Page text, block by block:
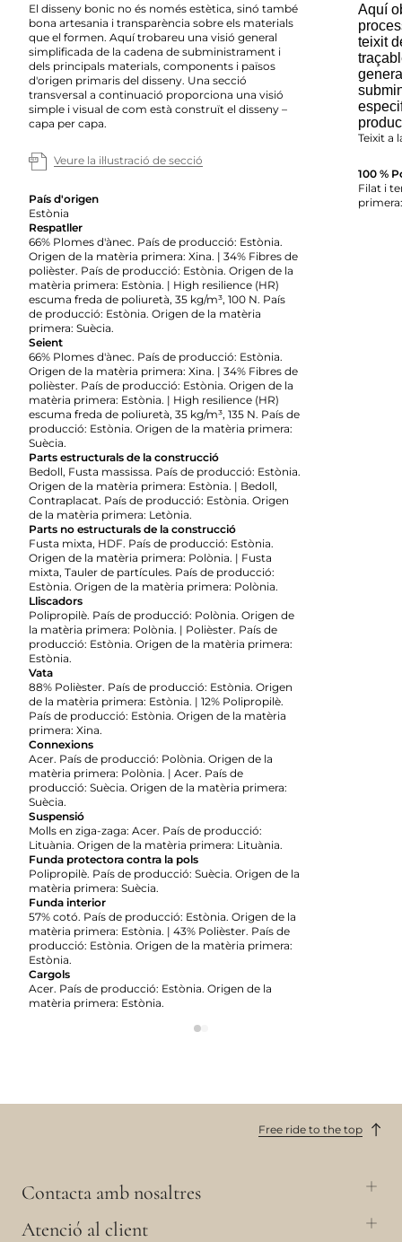
El disseny bonic no és només estètica, sinó també
bona artesania i transparència sobre els materials
que el formen. Aquí trobareu una visió general
simplificada de la cadena de subministrament i
dels principals materials, components i països
d'origen primaris del disseny. Una secció
transversal a continuació proporciona una visió
simple i visual de com està construït el disseny –
capa per capa.
Veure la il·lustració de secció
País d'origen
Estònia
Respatller
66% Plomes d'ànec. País de producció: Estònia.
Origen de la matèria primera: Xina. | 34% Fibres de
polièster. País de producció: Estònia. Origen de la
matèria primera: Estònia. | High resilience (HR)
escuma freda de poliuretà, 35 kg/m³, 100 N. País
de producció: Estònia. Origen de la matèria
primera: Suècia.
Seient
66% Plomes d'ànec. País de producció: Estònia.
Origen de la matèria primera: Xina. | 34% Fibres de
polièster. País de producció: Estònia. Origen de la
matèria primera: Estònia. | High resilience (HR)
escuma freda de poliuretà, 35 kg/m³, 135 N. País de
producció: Estònia. Origen de la matèria primera:
Suècia.
Parts estructurals de la construcció
Bedoll, Fusta massissa. País de producció: Estònia.
Origen de la matèria primera: Estònia. | Bedoll,
Contraplacat. País de producció: Estònia. Origen
de la matèria primera: Letònia.
Parts no estructurals de la construcció
Fusta mixta, HDF. País de producció: Estònia.
Origen de la matèria primera: Polònia. | Fusta
mixta, Tauler de partícules. País de producció:
Estònia. Origen de la matèria primera: Polònia.
Lliscadors
Polipropilè. País de producció: Polònia. Origen de
la matèria primera: Polònia. | Polièster. País de
producció: Estònia. Origen de la matèria primera:
Estònia.
Vata
88% Polièster. País de producció: Estònia. Origen
de la matèria primera: Estònia. | 12% Polipropilè.
País de producció: Estònia. Origen de la matèria
primera: Xina.
Connexions
Acer. País de producció: Polònia. Origen de la
matèria primera: Polònia. | Acer. País de
producció: Suècia. Origen de la matèria primera:
Suècia.
Suspensió
Molls en ziga-zaga: Acer. País de producció:
Lituània. Origen de la matèria primera: Lituània.
Funda protectora contra la pols
Polipropilè. País de producció: Suècia. Origen de la
matèria primera: Suècia.
Funda interior
57% cotó. País de producció: Estònia. Origen de la
matèria primera: Estònia. | 43% Polièster. País de
producció: Estònia. Origen de la matèria primera:
Estònia.
Cargols
Acer. País de producció: Estònia. Origen de la
matèria primera: Estònia.
Aquí
teixit
Teixit a
100 %
Filat i
Free ride to the top
Contacta amb nosaltres
Atenció al client